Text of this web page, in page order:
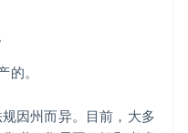
。
因州而异。目前，大多